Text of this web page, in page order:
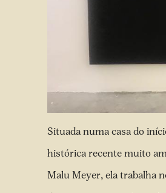
Situada numa casa do
histórica recente muito
Malu Meyer, ela trabalha